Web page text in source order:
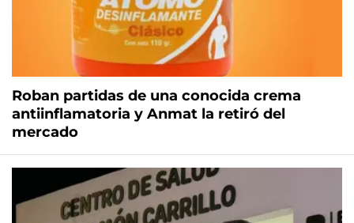
Roban partidas de una conocida crema
antiinflamatoria y Anmat la retiró del
mercado